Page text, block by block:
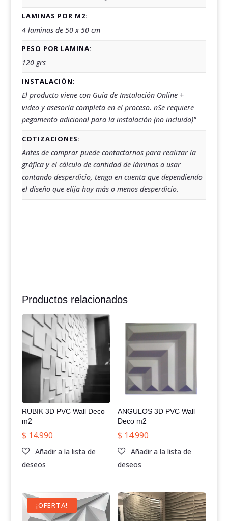
LAMINAS POR M2:
4 laminas de 50 x 50 cm
PESO POR LAMINA:
120 grs
INSTALACIÓN:
El producto viene con Guía de Instalación Online +
video y asesoría completa en el proceso. nSe requiere
pegamento adicional para la instalación (no incluido)"
COTIZACIONES:
Antes de comprar puede contactarnos para realizar la
gráfica y el cálculo de cantidad de láminas a usar
contando desperdicio, tenga en cuenta que dependiendo
el diseño que elija hay más o menos desperdicio.
Productos relacionados
RUBIK 3D PVC Wall Deco
m2
$ 14.990
ANGULOS 3D PVC Wall
Deco m2
$ 14.990
¡OFERTA!